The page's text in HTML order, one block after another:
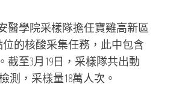
學院采樣隊擔任寶雞高新區
位的核酸采集任務，此中包含
截至3月19日，采樣隊共出動
測，采樣量18萬人次。